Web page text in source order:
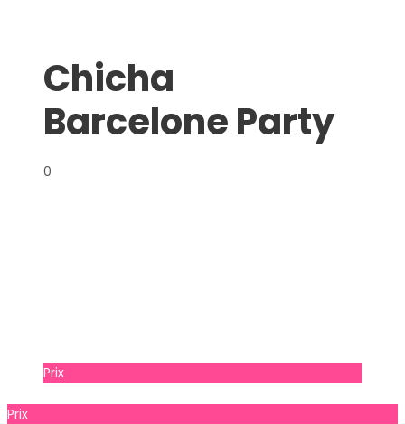
Chicha
Barcelone Party
0
Prix
Prix